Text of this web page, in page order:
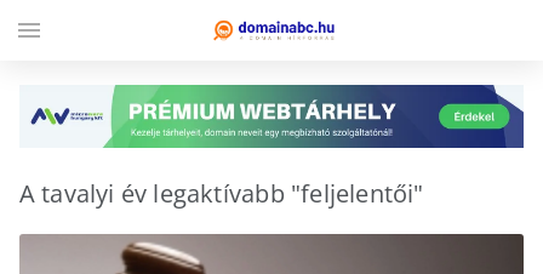
A tavalyi év legaktívabb "feljelentői"
menu